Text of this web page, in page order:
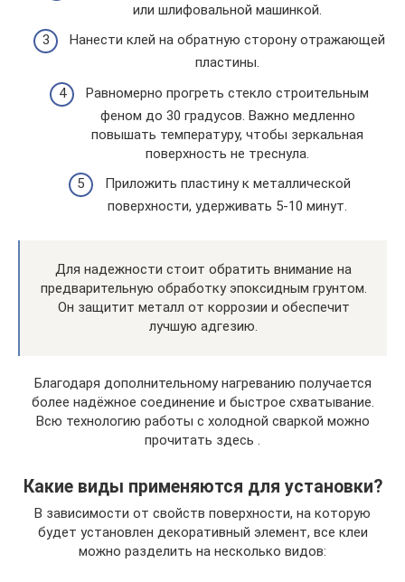
или шлифовальной машинкой.
Нанести клей на обратную сторону отражающей
пластины.
Равномерно прогреть стекло строительным
феном до 30 градусов. Важно медленно
повышать температуру, чтобы зеркальная
поверхность не треснула.
Приложить пластину к металлической
поверхности, удерживать 5-10 минут.
Для надежности стоит обратить внимание на
предварительную обработку эпоксидным грунтом.
Он защитит металл от коррозии и обеспечит
лучшую адгезию.
Благодаря дополнительному нагреванию получается
более надёжное соединение и быстрое схватывание.
Всю технологию работы с холодной сваркой можно
прочитать здесь .
Какие виды применяются для установки?
В зависимости от свойств поверхности, на которую
будет установлен декоративный элемент, все клеи
можно разделить на несколько видов: